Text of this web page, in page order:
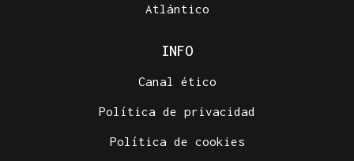
Atlántico
INFO
Canal ético
Política de privacidad
Política de cookies